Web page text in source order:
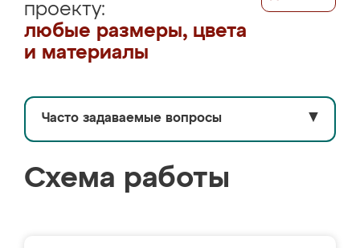
проекту:
любые размеры, цвета
и материалы
Часто задаваемые вопросы ▼
Схема работы